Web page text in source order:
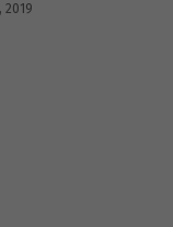
do tema e
de Educação
2019